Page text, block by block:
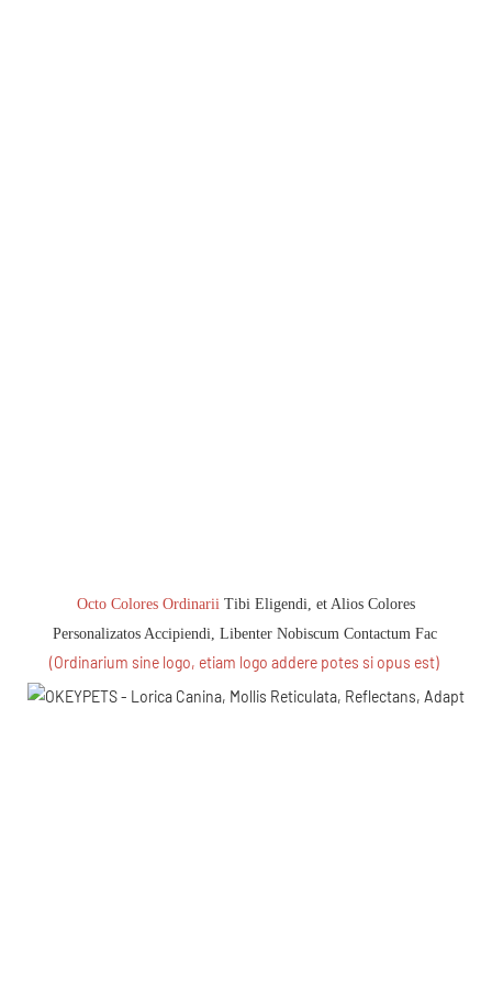
Octo Colores Ordinarii Tibi Eligendi, et Alios Colores
Personalizatos Accipiendi, Libenter Nobiscum Contactum Fac
(Ordinarium sine logo, etiam logo addere potes si opus est)